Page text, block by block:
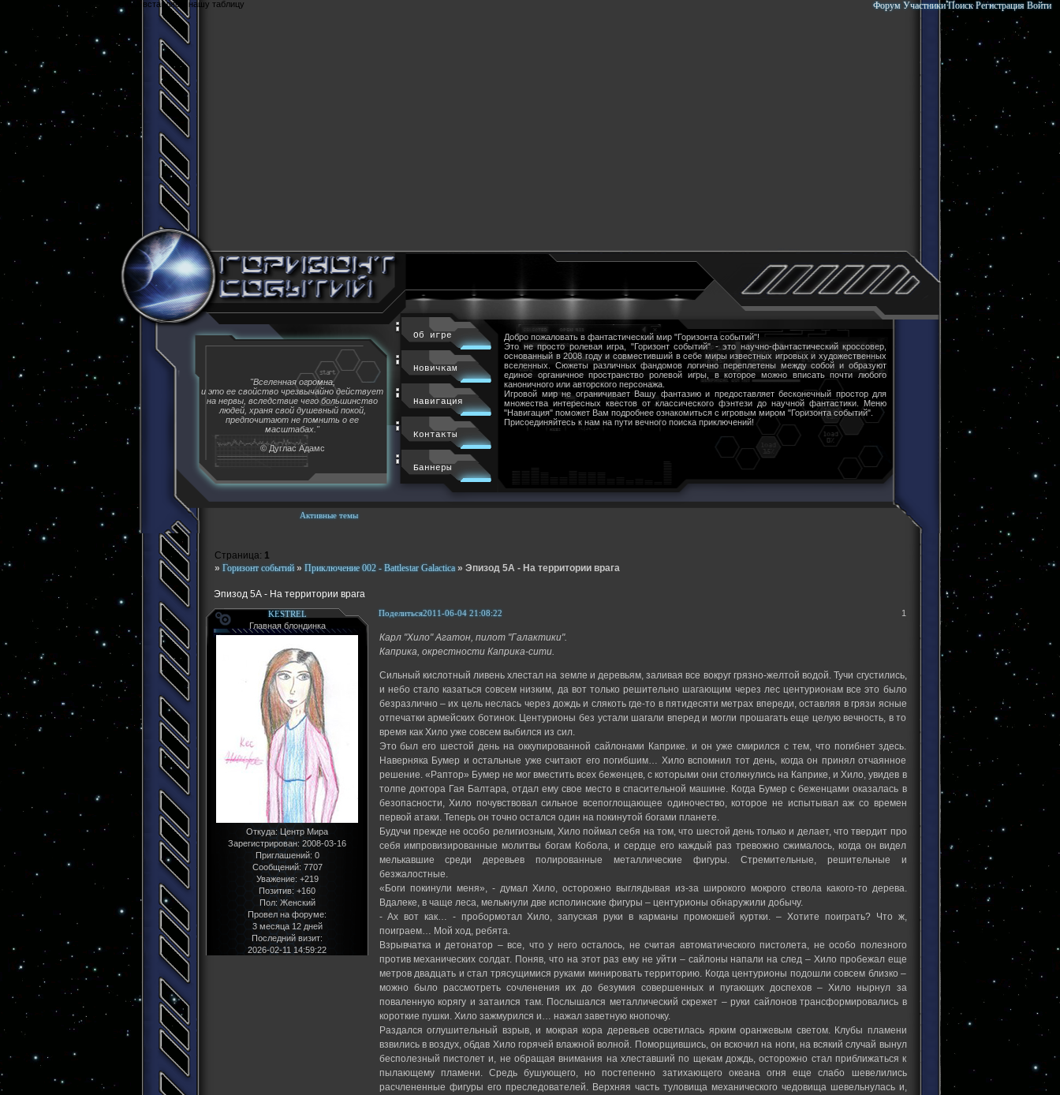
Cюда вставляем нашу таблицу Форум Участники Поиск Регистрация Войти
Активные темы
"Вселенная огромна,
и это ее свойство чрезвычайно действует
на нервы, вследствие чего большинство
людей, храня свой душевный покой,
предпочитают не помнить о ее
масштабах."
© Дуглас Адамс
Об игре
Новичкам
Навигация
Контакты
Баннеры
Добро пожаловать в фантастический мир "Горизонта событий"!
Это не просто ролевая игра, "Горизонт событий" - это научно-фантастический кроссовер,
основанный в 2008 году и совместивший в себе миры известных игровых и художественных
вселенных. Сюжеты различных фандомов логично переплетены между собой и образуют
единое органичное пространство ролевой игры, в которое можно вписать почти любого
каноничного или авторского персонажа.
Игровой мир не ограничивает Вашу фантазию и предоставляет бесконечный простор для
множества интересных квестов от классического фэнтези до научной фантастики. Меню
"Навигация" поможет Вам подробнее ознакомиться с игровым миром "Горизонта событий".
Присоединяйтесь к нам на пути вечного поиска приключений!
» Горизонт событий » Приключение 002 - Battlestar Galactica » Эпизод 5А - На территории врага
Эпизод 5А - На территории врага
Страница: 1
Поделиться 1
2011-06-04 21:08:22
KESTREL
Главная блондинка
Откуда:Центр Мира
Зарегистрирован: 2008-03-16
Приглашений: 0
Сообщений: 7707
Уважение: +219
Позитив: +160
Пол:Женский
Провел на форуме:
3 месяца 12 дней
Последний визит:
2026-02-11 14:59:22
Карл "Хило" Агатон, пилот "Галактики".
Каприка, окрестности Каприка-сити.
Сильный кислотный ливень хлестал на земле и деревьям, заливая все вокруг грязно-желтой водой. Тучи сгустились,
и небо стало казаться совсем низким, да вот только решительно шагающим через лес центурионам все это было
безразлично – их цель неслась через дождь и слякоть где-то в пятидесяти метрах впереди, оставляя в грязи ясные
отпечатки армейских ботинок. Центурионы без устали шагали вперед и могли прошагать еще целую вечность, в то
время как Хило уже совсем выбился из сил.
Это был его шестой день на оккупированной сайлонами Каприке. и он уже смирился с тем, что погибнет здесь.
Наверняка Бумер и остальные уже считают его погибшим… Хило вспомнил тот день, когда он принял отчаянное
решение. «Раптор» Бумер не мог вместить всех беженцев, с которыми они столкнулись на Каприке, и Хило, увидев в
толпе доктора Гая Балтара, отдал ему свое место в спасительной машине. Когда Бумер с беженцами оказалась в
безопасности, Хило почувствовал сильное всепоглощающее одиночество, которое не испытывал аж со времен
первой атаки. Теперь он точно остался один на покинутой богами планете.
Будучи прежде не особо религиозным, Хило поймал себя на том, что шестой день только и делает, что твердит про
себя импровизированные молитвы богам Кобола, и сердце его каждый раз тревожно сжималось, когда он видел
мелькавшие среди деревьев полированные металлические фигуры. Стремительные, решительные и
безжалостные.
«Боги покинули меня», - думал Хило, осторожно выглядывая из-за широкого мокрого ствола какого-то дерева.
Вдалеке, в чаще леса, мелькнули две исполинские фигуры – центурионы обнаружили добычу.
- Ах вот как… - пробормотал Хило, запуская руки в карманы промокшей куртки. – Хотите поиграть? Что ж,
поиграем… Мой ход, ребята.
Взрывчатка и детонатор – все, что у него осталось, не считая автоматического пистолета, не особо полезного
против механических солдат. Поняв, что на этот раз ему не уйти – сайлоны напали на след – Хило пробежал еще
метров двадцать и стал трясущимися руками минировать территорию. Когда центурионы подошли совсем близко –
можно было рассмотреть сочленения их до безумия совершенных и пугающих доспехов – Хило нырнул за
поваленную корягу и затаился там. Послышался металлический скрежет – руки сайлонов трансформировались в
короткие пушки. Хило зажмурился и… нажал заветную кнопочку.
Раздался оглушительный взрыв, и мокрая кора деревьев осветилась ярким оранжевым светом. Клубы пламени
взвились в воздух, обдав Хило горячей влажной волной. Поморщившись, он вскочил на ноги, на всякий случай вынул
бесполезный пистолет и, не обращая внимания на хлеставший по щекам дождь, осторожно стал приближаться к
пылающему пламени. Средь бушующего, но постепенно затихающего океана огня еще слабо шевелились
расчлененные фигуры его преследователей. Верхняя часть туловища механического чедовища шевельнулась и,